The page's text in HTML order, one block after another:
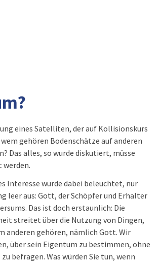
eines Satelliten, der auf Kollisionskurs
gehören Bodenschätze auf anderen
Das alles, so wurde diskutiert, müsse
Interesse wurde dabei beleuchtet, nur
leer aus: Gott, der Schöpfer und Erhalter
Das ist doch erstaunlich: Die
streitet über die Nutzung von Dingen,
anderen gehören, nämlich Gott. Wir
über sein Eigentum zu bestimmen, ohne
zu befragen. Was würden Sie tun, wenn